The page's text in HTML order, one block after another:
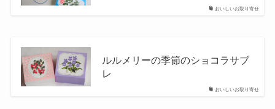
おいしいお取り寄せ
おいしいお取り寄せ
ルルメリーの季節のショコラサブ
レ